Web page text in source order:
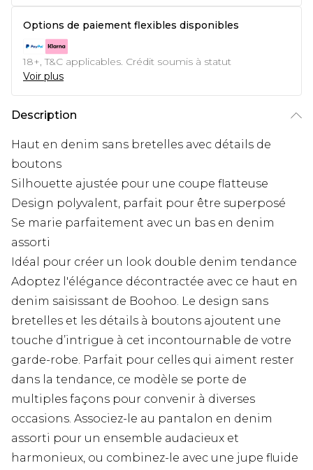
Options de paiement flexibles disponibles
18+, T&C applicables. Crédit soumis à statut
Voir plus
Description
Haut en denim sans bretelles avec détails de
boutons
Silhouette ajustée pour une coupe flatteuse
Design polyvalent, parfait pour être superposé
Se marie parfaitement avec un bas en denim
assorti
Idéal pour créer un look double denim tendance
Adoptez l'élégance décontractée avec ce haut en
denim saisissant de Boohoo. Le design sans
bretelles et les détails à boutons ajoutent une
touche d’intrigue à cet incontournable de votre
garde-robe. Parfait pour celles qui aiment rester
dans la tendance, ce modèle se porte de
multiples façons pour convenir à diverses
occasions. Associez-le au pantalon en denim
assorti pour un ensemble audacieux et
harmonieux, ou combinez-le avec une jupe fluide